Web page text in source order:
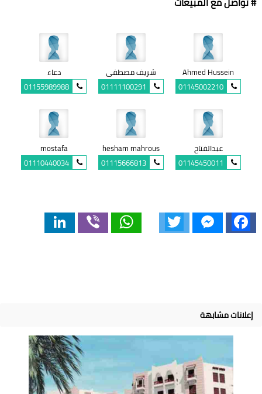
Ahmed Hussein
01145002210
شريف مصطفى
01111100291
دعاء
01155989988
عبدالفتاح
01145450011
hesham mahrous
01115666813
mostafa
01110440034
Facebook
Messenger
WhatsApp
إعلانات مشابهة